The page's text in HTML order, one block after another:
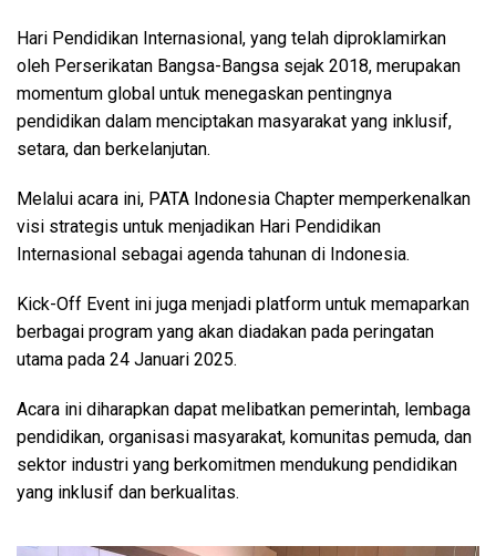
Hari Pendidikan Internasional, yang telah diproklamirkan
oleh Perserikatan Bangsa-Bangsa sejak 2018, merupakan
momentum global untuk menegaskan pentingnya
pendidikan dalam menciptakan masyarakat yang inklusif,
setara, dan berkelanjutan.
Melalui acara ini, PATA Indonesia Chapter memperkenalkan
visi strategis untuk menjadikan Hari Pendidikan
Internasional sebagai agenda tahunan di Indonesia.
Kick-Off Event ini juga menjadi platform untuk memaparkan
berbagai program yang akan diadakan pada peringatan
utama pada 24 Januari 2025.
Acara ini diharapkan dapat melibatkan pemerintah, lembaga
pendidikan, organisasi masyarakat, komunitas pemuda, dan
sektor industri yang berkomitmen mendukung pendidikan
yang inklusif dan berkualitas.